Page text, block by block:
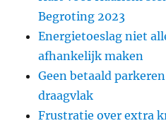
Begroting 2023
Energietoeslag niet
afhankelijk maken
Geen betaald
draagvlak
Frustratie over extra